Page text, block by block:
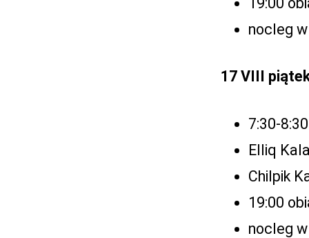
nocleg
17 VIII
7:30-
Elliq
Chilpik
19:00
nocleg